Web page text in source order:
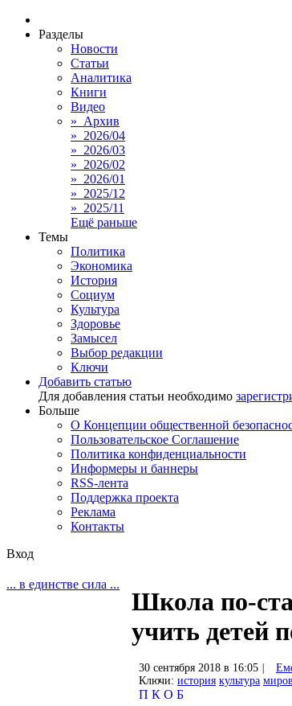
Разделы
Новости
Статьи
Аналитика
Книги
Видео
» Архив
» 2026/04
» 2026/03
» 2026/02
» 2026/01
» 2025/12
» 2025/11
Ещё раньше
Темы
Политика
Экономика
История
Социум
Культура
Здоровье
Замысел
Выбор редакции
Ключи
Добавить статью
Для добавления статьи необходимо
Больше
О Концепции общественной
Пользовательское Соглашение
Политика конфиденциальности
Информеры и баннеры
RSS-лента
Поддержка проекта
Реклама
Контакты
Вход
... в единстве сила ...
Школа по-
учить детей
30 сентября 2018 в 16:05
Ключи: история культура
П К О Б